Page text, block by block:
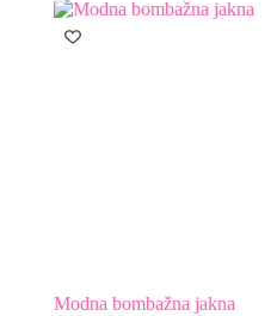
Modna bombažna jakna